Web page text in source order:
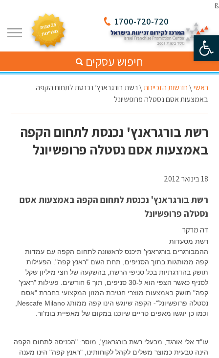
פתח סרגל נגישות
ß
1700-720-720
חיפוש עסקים
ראשי\חדשות הזכיינות\רשת בורגראנץ’ נכנסת לתחום הקפה
באמצעות אסם נסטלה פרופשיונל
רשת בורגראנץ' נכנסת לתחום הקפה
באמצעות אסם נסטלה פרופשיונל
18 בינואר 2012
רשת בורגראנץ' נכנסת לתחום הקפה באמצעות אסם
נסטלה פרופשיונל
דה מרקר
רשת מסעדות
ההמבורגרים בורגראנץ' תיכנס לראשונה לתחום הקפה עם עמדות
קפה ממותגות בתוך הסניפים, תחת השם "ראנץ קפה". הפעילות
תושק בהדרגתיות בכל סניפי הרשת, בהשקעה של חצי מיליון שקל
לסניף כאשר הצפי הוא ל-30 סניפים, תוך 6 חודשים. פעילות "ראנץ'
קפה" תושק באמצעות מוצרי חטיבת המזון המקצועי בחברת "אסם
נסטלה פרופשיונל"- הקפה שיוגש הינו קפה ממותגNescafe Milano
וכמו כן יוגשו מאפים טריים שיוכנו במקום של מאפיית בונז'ור.
עו"ד אלי אורגד, מבעלי רשת בורגראנץ', מוסר: "הכניסה לתחום הקפה
הינה טבעית כמוצר משלים לקהל לקוחותינו, "ראנץ קפה" הינו מענה